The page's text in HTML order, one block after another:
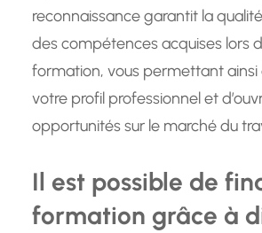
reconnaissance garantit la
des compétences acquises lors
formation, vous permettant
votre profil professionnel et
opportunités sur le marché du
Il est possible de
formation grâce à